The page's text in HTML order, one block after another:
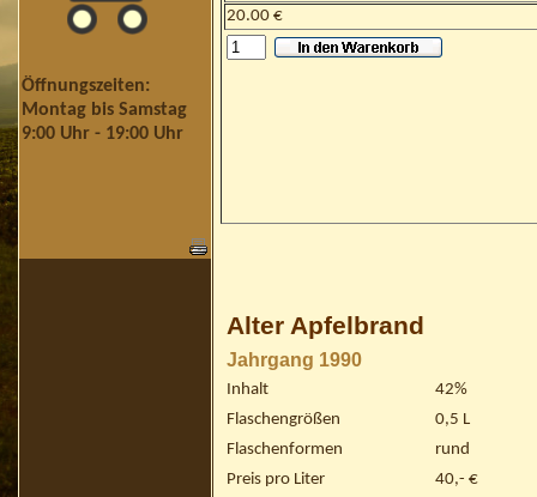
Öffnungszeiten:
Montag bis Samstag
9:00 Uhr - 19:00 Uhr
20.00 €
Alter Apfelbrand
Jahrgang 1990
Inhalt
42%
Flaschengrößen
0,5 L
Flaschenformen
rund
Preis pro Liter
40,- €